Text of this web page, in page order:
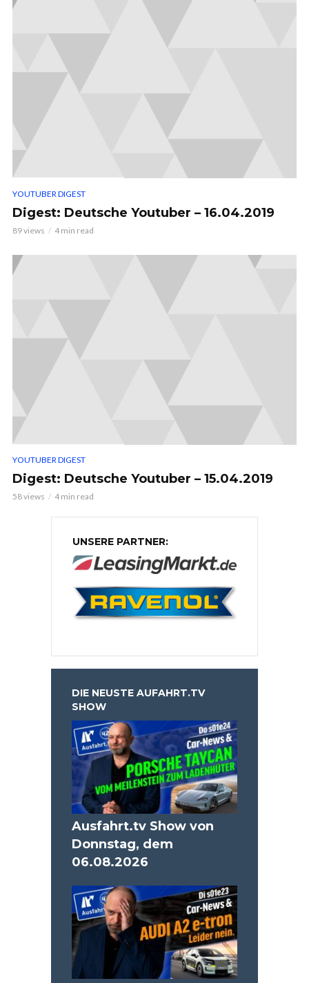
YOUTUBER DIGEST
Digest: Deutsche Youtuber – 16.04.2019
89 views 4 min read
YOUTUBER DIGEST
Digest: Deutsche Youtuber – 15.04.2019
58 views 4 min read
UNSERE PARTNER:
DIE NEUSTE AUFAHRT.TV
SHOW
Ausfahrt.tv Show von
Donnstag, dem
06.08.2026